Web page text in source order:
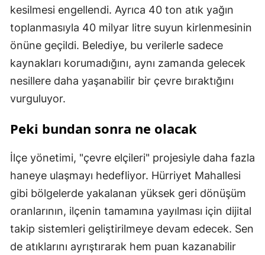
kesilmesi engellendi. Ayrıca 40 ton atık yağın
toplanmasıyla 40 milyar litre suyun kirlenmesinin
önüne geçildi. Belediye, bu verilerle sadece
kaynakları korumadığını, aynı zamanda gelecek
nesillere daha yaşanabilir bir çevre bıraktığını
vurguluyor.
Peki bundan sonra ne olacak
İlçe yönetimi, "çevre elçileri" projesiyle daha fazla
haneye ulaşmayı hedefliyor. Hürriyet Mahallesi
gibi bölgelerde yakalanan yüksek geri dönüşüm
oranlarının, ilçenin tamamına yayılması için dijital
takip sistemleri geliştirilmeye devam edecek. Sen
de atıklarını ayrıştırarak hem puan kazanabilir